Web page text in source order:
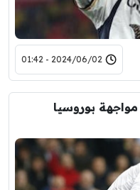
2024/06/02 - 01:42
بوروسيا